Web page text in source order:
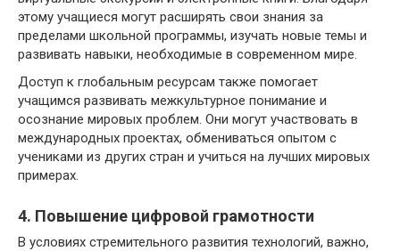
этому учащиеся могут расширять свои знания за
пределами школьной программы, изучать новые темы и
развивать навыки, необходимые в современном мире.
Доступ к глобальным ресурсам также помогает
учащимся развивать межкультурное понимание и
осознание мировых проблем. Они могут участвовать в
международных проектах, обмениваться опытом с
учениками из других стран и учиться на лучших мировых
примерах.
4. Повышение цифровой грамотности
В условиях стремительного развития технологий, важно,